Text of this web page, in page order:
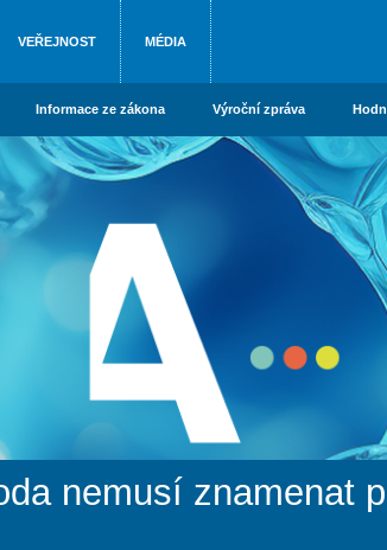
VEŘEJNOST MÉDIA
Informace ze zákona Výroční zpráva
nemusí znamenat